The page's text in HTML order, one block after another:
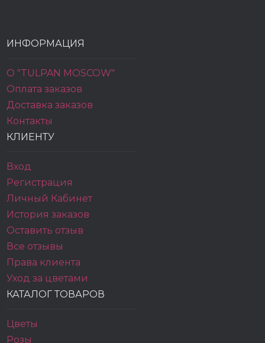
ИНФОРМАЦИЯ
О "TULPAN MOSCOW"
Оплата заказов
Доставка заказов
Контакты
КЛИЕНТУ
Вход
Регистрация
Личный Кабинет
История заказов
Оставить отзыв
Все отзывы
Права клиента
Уход за цветами
КАТАЛОГ ТОВАРОВ
Цветы
Розы